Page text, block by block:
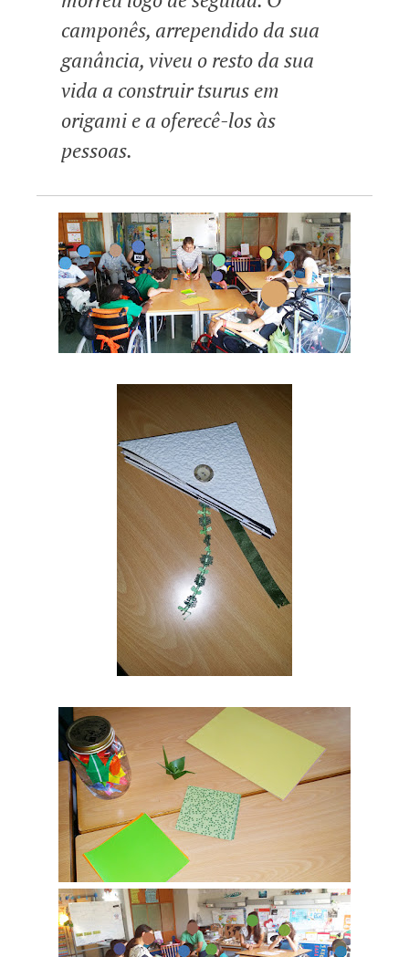
camponês, arrependido da sua
ganância, viveu o resto da sua
vida a construir tsurus em
origami e a oferecê-los às
pessoas.